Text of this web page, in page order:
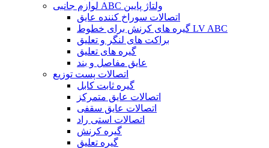
لوازم جانبی ABC ولتاژ پایین
اتصالات سوراخ کننده عایق
گیره های کرنش برای خطوط LV ABC
براکت های لنگر و تعلیق
گیره های تعلیق
عایق مفاصل و بند
اتصالات پست توزیع
گیره ثابت کابل
اتصالات عایق متمرکز
اتصالات عایق سقفی
اتصالات استی راد
گیره کرنش
گیره تعلیق